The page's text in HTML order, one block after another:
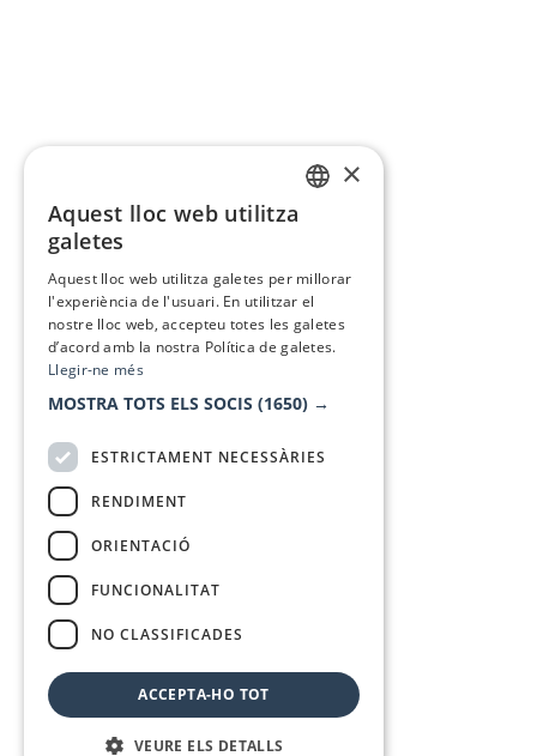
×
Aquest lloc web utilitza
galetes
Aquest lloc web utilitza galetes per millorar
l'experiència de l'usuari. En utilitzar el
nostre lloc web, accepteu totes les galetes
d’acord amb la nostra Política de galetes.
Llegir-ne més
MOSTRA TOTS ELS SOCIS (1650) →
ESTRICTAMENT NECESSÀRIES
RENDIMENT
ORIENTACIÓ
FUNCIONALITAT
NO CLASSIFICADES
ACCEPTA-HO TOT
VEURE ELS DETALLS